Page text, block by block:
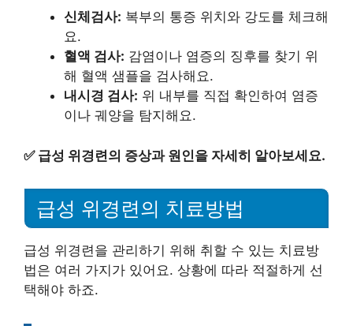
신체검사: 복부의 통증 위치와 강도를 체크해
요.
혈액 검사: 감염이나 염증의 징후를 찾기 위
해 혈액 샘플을 검사해요.
내시경 검사: 위 내부를 직접 확인하여 염증
이나 궤양을 탐지해요.
✅ 급성 위경련의 증상과 원인을 자세히 알아보세요.
급성 위경련의 치료방법
급성 위경련을 관리하기 위해 취할 수 있는 치료방
법은 여러 가지가 있어요. 상황에 따라 적절하게 선
택해야 하죠.